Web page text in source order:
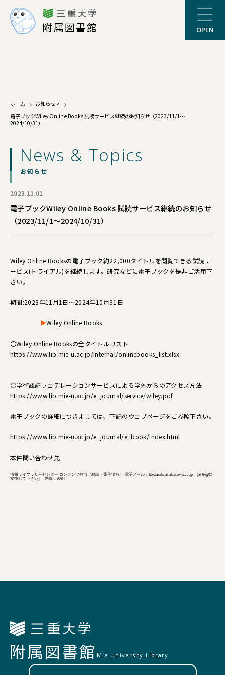
附属図書館 OPEN
ホーム お知らせ >
電子ブックWiley Online Books 試読サービス継続のお知らせ（2023/11/1～
2024/10/31）
News & Topics
お知らせ
2023.11.01
電子ブックWiley Online Books 試読サービス継続のお知らせ
（2023/11/1～2024/10/31）
Wiley Online Booksの電子ブック約22,000タイトルを閲覧できる試読サ
ービス(トライアル)を継続します。研究などに電子ブックを是非ご活用下
さい。
期間:2023年11月1日～2024年10月31日
▶Wiley Online Books
〇Wiley Online Booksの全タイトルリスト
https://www.lib.mie-u.ac.jp/internal/onlinebooks_list.xlsx
〇学術認証フェデレーションサービスによる学外からのアクセス方法
https://www.lib.mie-u.ac.jp/e_journal/service/wiley.pdf
電子ブックの詳細につきましては、下記のウェブページをご参照下さい。
https://www.lib.mie-u.ac.jp/e_journal/e_book/index.html
本件問い合わせ先
情報ライブラリーセンター コンテンツ担当（雑誌・電子情報） 電子メール：lib-zasshi at ab.mie-u.ac.jp (atを@に
変換して下さい) 内線：9084
附属図書館 Mie University Library